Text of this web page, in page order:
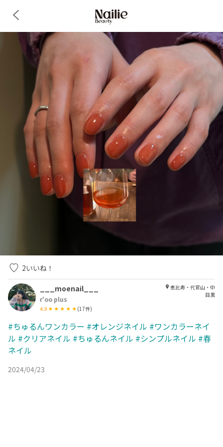
2いいね！
___moenail___
r'oo plus
4.9 (17件)
恵比寿・代官山・中
目黒
#ちゅるんワンカラー #オレンジネイル #ワンカラーネイ
ル #クリアネイル #ちゅるんネイル #シンプルネイル #春
ネイル
2024/04/23